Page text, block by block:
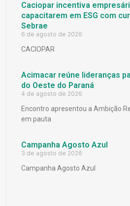
Caciopar incentiva
capacitarem em ESG com
Sebrae
6 de agosto de 2026
CACIOPAR
Acimacar reúne lideranças
do Oeste do Paraná
4 de agosto de 2026
Encontro apresentou a Ambição
em pauta
Campanha Agosto Azul
3 de agosto de 2026
Campanha Agosto Azul